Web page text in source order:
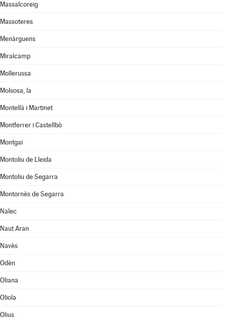
Massalcoreig
Massoteres
Menàrguens
Miralcamp
Mollerussa
Molsosa, la
Montellà i Martinet
Montferrer i Castellbò
Montgai
Montoliu de Lleida
Montoliu de Segarra
Montornès de Segarra
Nalec
Naut Aran
Navès
Odèn
Oliana
Oliola
Olius